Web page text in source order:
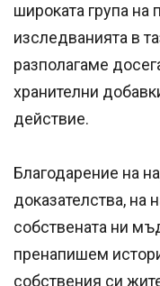
широката група
изследванията в
разполагаме
хранителни
действие.
Благодарение на
доказателства, на
собствената ни
пренапишем
собствения си